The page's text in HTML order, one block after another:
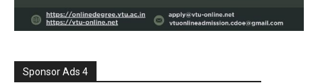
Sponsor Ads 4